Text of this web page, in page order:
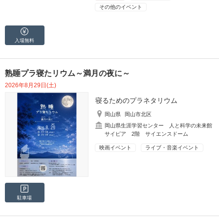
その他のイベント
入場無料
熟睡プラ寝たリウム～満月の夜に～
2026年8月29日(土)
寝るためのプラネタリウム
岡山県
岡山市北区
岡山県生涯学習センター 人と科学の未来館
サイピア 2階 サイエンスドーム
映画イベント ライブ・音楽イベント
駐車場